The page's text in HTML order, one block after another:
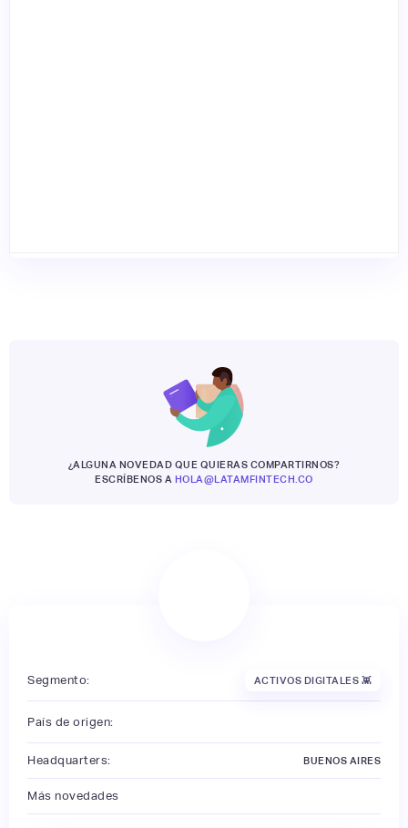
¿ALGUNA NOVEDAD QUE QUIERAS COMPARTIRNOS?
ESCRÍBENOS A HOLA@LATAMFINTECH.CO
Segmento: ACTIVOS DIGITALES 👾
País de origen:
Headquarters: BUENOS AIRES
Más novedades